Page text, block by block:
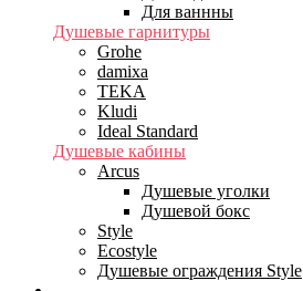
Для ваннны
Душевые гарнитуры
Grohe
damixa
TEKA
Kludi
Ideal Standard
Душевые кабины
Arcus
Душевые уголки
Душевой бокс
Style
Ecostyle
Душевые ограждения Style